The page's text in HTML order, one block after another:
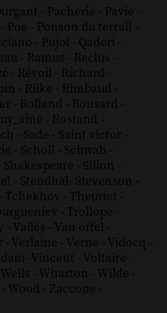
- Pacherie - Pavie -
- Poe - Ponson du terrail -
- Pujol - Qaderi -
- Ramuz - Reclus -
- Révoil - Richard -
- Rilke - Rimbaud -
- Rolland - Ronsard -
- Rostand -
- Sade - Saint victor -
- Scholl - Schwab -
Shakespeare - Silion -
- Stendhal- Stevenson -
- Tchekhov - Theuriet -
- Trollope -
- Vallès - Van offel -
- Verlaine - Verne - Vidocq -
- Vincent - Voltaire-
Wells - Wharton - Wilde -
- Wood - Zaccone -